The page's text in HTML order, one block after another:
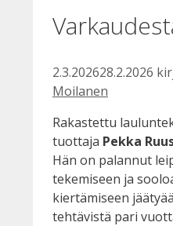
2.3.202628.2.2026
Moilanen
Rakastettu
tuottaja Pekka
Hän on palannut
tekemiseen ja
kiertämiseen
tehtävistä pari